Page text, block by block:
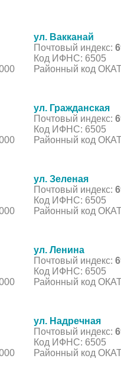
ул. Вакканай
Почтовый индекс:
Код ИФНС: 6505
Районный код
ул. Гражданская
Почтовый индекс:
Код ИФНС: 6505
Районный код
ул. Зеленая
Почтовый индекс:
Код ИФНС: 6505
Районный код
ул. Ленина
Почтовый индекс:
Код ИФНС: 6505
Районный код
ул. Надречная
Почтовый индекс:
Код ИФНС: 6505
Районный код